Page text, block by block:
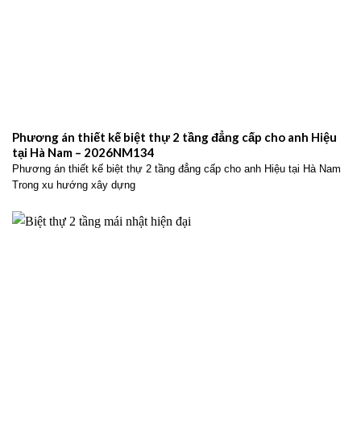
Phương án thiết kế biệt thự 2 tầng đẳng cấp cho anh Hiệu
tại Hà Nam – 2026NM134
Phương án thiết kế biệt thự 2 tầng đẳng cấp cho anh Hiệu tại Hà Nam
Trong xu hướng xây dựng